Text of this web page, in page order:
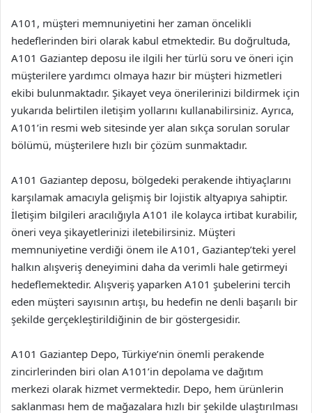
A101, müşteri memnuniyetini her zaman öncelikli
hedeflerinden biri olarak kabul etmektedir. Bu doğrultuda,
A101 Gaziantep deposu ile ilgili her türlü soru ve öneri için
müşterilere yardımcı olmaya hazır bir müşteri hizmetleri
ekibi bulunmaktadır. Şikayet veya önerilerinizi bildirmek için
yukarıda belirtilen iletişim yollarını kullanabilirsiniz. Ayrıca,
A101’in resmi web sitesinde yer alan sıkça sorulan sorular
bölümü, müşterilere hızlı bir çözüm sunmaktadır.
A101 Gaziantep deposu, bölgedeki perakende ihtiyaçlarını
karşılamak amacıyla gelişmiş bir lojistik altyapıya sahiptir.
İletişim bilgileri aracılığıyla A101 ile kolayca irtibat kurabilir,
öneri veya şikayetlerinizi iletebilirsiniz. Müşteri
memnuniyetine verdiği önem ile A101, Gaziantep’teki yerel
halkın alışveriş deneyimini daha da verimli hale getirmeyi
hedeflemektedir. Alışveriş yaparken A101 şubelerini tercih
eden müşteri sayısının artışı, bu hedefin ne denli başarılı bir
şekilde gerçekleştirildiğinin de bir göstergesidir.
A101 Gaziantep Depo, Türkiye’nin önemli perakende
zincirlerinden biri olan A101’in depolama ve dağıtım
merkezi olarak hizmet vermektedir. Depo, hem ürünlerin
saklanması hem de mağazalara hızlı bir şekilde ulaştırılması